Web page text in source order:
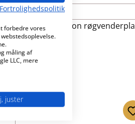
Fortrolighedspolitik
forbedre vores
måling af
LLC, mere
juster